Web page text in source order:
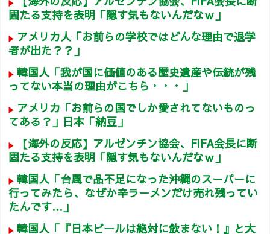
固たる支持を表明「隠す気もないんだなｗ」
アメリカ人「お前らの学校ではどんな理由で退学
者が出た？？」
韓国人「我が国に価値のある歴史遺産や伝統が残
ってない本当の理由がこちら・・・」
アメリカ「お前らの国でしか愛されてないものっ
てある？」日本「納豆」
【海外の反応】アルゼンチン協会、FIFA会長に断
固たる支持を表明「隠す気もないんだなｗ」
韓国人「台風で品不足になった沖縄のスーパーに
行ってみたら、なぜか辛ラーメンだけ売れ残ってい
たんです…」
韓国人「『日本ビールは絶対に飲まない！』と大